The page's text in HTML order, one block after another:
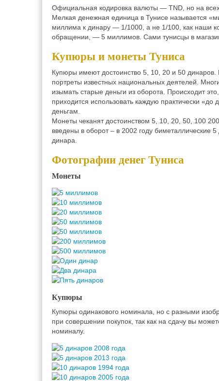
Официальная кодировка валюты — TND, но на
Мелкая денежная единица в Тунисе называется
миллима к динару — 1/1000, а не 1/100, как наши
обращении, — 5 миллимов. Сами тунисцы в
Купюры и монеты Туниса
Купюры имеют достоинство 5, 10, 20 и 50
портреты известных национальных деятелей.
изымать старые деньги из оборота. Происходит
приходится использовать каждую практически
деньгам.
Монеты чеканят достоинством 5, 10, 20, 50, 100
введены в оборот – в 2002 году биметаллические
динара.
Фотографии денег Туниса
Монеты
Купюры
Купюры одинакового номинала, но с разными
при совершении покупок, так как на сдачу вы
номиналу.